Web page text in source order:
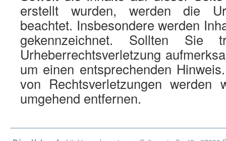
erstellt wurden, werden die
beachtet. Insbesondere werden
gekennzeichnet. Sollten Sie
Urheberrechtsverletzung
um einen entsprechenden
von Rechtsverletzungen werden
umgehend entfernen.